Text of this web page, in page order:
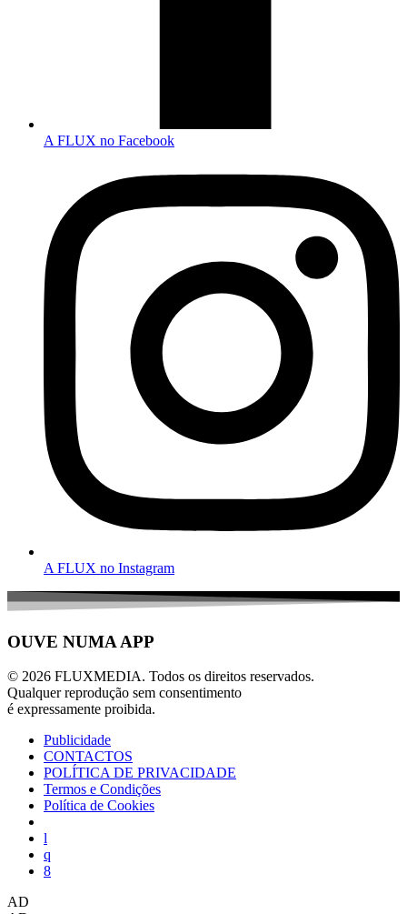
A FLUX no Facebook
A FLUX no Instagram
OUVE NUMA APP
© 2026 FLUXMEDIA. Todos os direitos reservados.
Qualquer reprodução sem consentimento
é expressamente proibida.
Publicidade
CONTACTOS
POLÍTICA DE PRIVACIDADE
Termos e Condições
Política de Cookies
AD